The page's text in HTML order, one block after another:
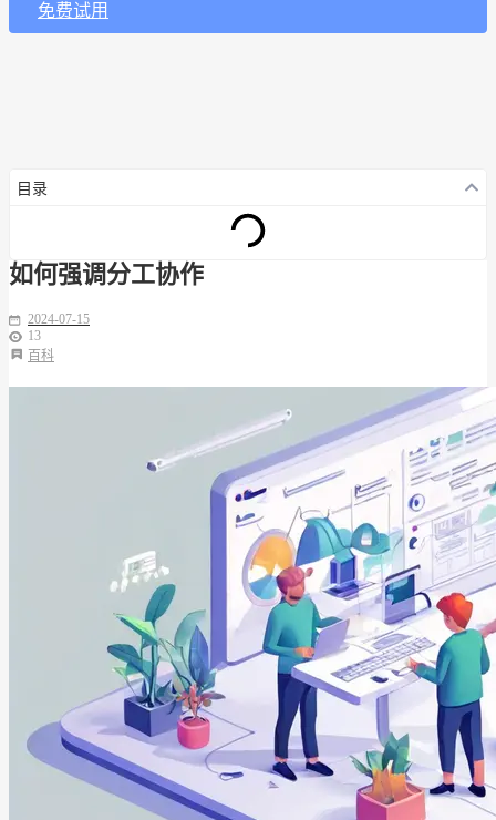
免费试用
目录
如何强调分工协作
2024-07-15
13
百科